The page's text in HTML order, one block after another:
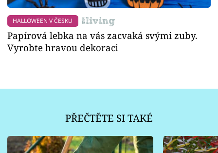
HALLOWEEN V ČESKU
Papírová lebka na vás zacvaká svými zuby.
Vyrobte hravou dekoraci
PŘEČTĚTE SI TAKÉ